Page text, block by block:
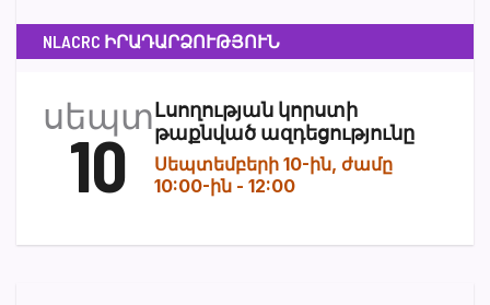
NLACRC ԻՐԱԴԱՐՁՈՒԹՅՈՒՆ
սեպտ
10
Լսողության կորստի
թաքնված ազդեցությունը
Սեպտեմբերի 10-ին, ժամը
10:00-ին - 12:00